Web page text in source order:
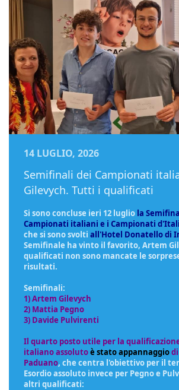
14 LUGLIO, 2026
Semifinali dei Campionati
Gilevych. Tutti i qualificati
Si sono concluse ieri 12 luglio la
Campionati italiani e i Campionati
che si sono svolti all'Hotel Donatello di
Semifinale ha vinto il favorito, Artem
qualificati non sono mancate le
risultati.
Semifinali:
1) Artem Gilevych
2) Mattia Pegno
3) Davide Pulvirenti
Il quarto posto utile per la
italiano assolutoè stato appannaggio
Paduano, che centra l'obiettivo per il
Esordio assoluto invece per Pegno e
altri qualificati: